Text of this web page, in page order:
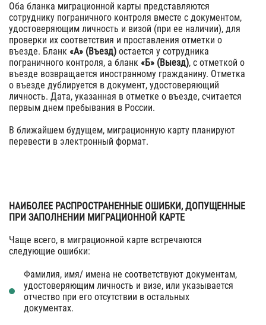
Оба бланка миграционной карты представляются
сотруднику пограничного контроля вместе с документом,
удостоверяющим личность и визой (при ее наличии), для
проверки их соответствия и проставления отметки о
въезде. Бланк «А» (Въезд) остается у сотрудника
пограничного контроля, а бланк «Б» (Выезд), с отметкой о
въезде возвращается иностранному гражданину. Отметка
о въезде дублируется в документ, удостоверяющий
личность. Дата, указанная в отметке о въезде, считается
первым днем пребывания в России.
В ближайшем будущем, миграционную карту планируют
перевести в электронный формат.
НАИБОЛЕЕ РАСПРОСТРАНЕННЫЕ ОШИБКИ, ДОПУЩЕННЫЕ
ПРИ ЗАПОЛНЕНИИ МИГРАЦИОННОЙ КАРТЕ
Чаще всего, в миграционной карте встречаются
следующие ошибки:
Фамилия, имя/ имена не соответствуют документам,
удостоверяющим личность и визе, или указывается
отчество при его отсутствии в остальных
документах.